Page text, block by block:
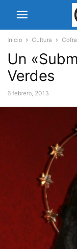
Inicio Cultura
Un
Verdes
6 febrero, 2013